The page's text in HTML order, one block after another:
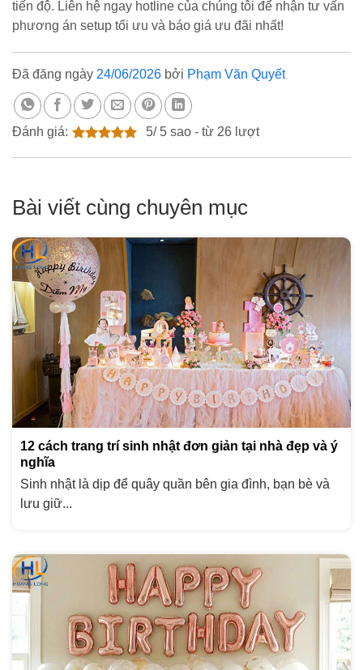
tiến độ. Liên hệ ngay hotline của chúng tôi để nhận tư vấn
phương án setup tối ưu và báo giá ưu đãi nhất!
Đã đăng ngày 24/06/2026 bởi Phạm Văn Quyết
Đánh giá: 5/ 5sao - từ 26lượt
Bài viết cùng chuyên mục
12 cách trang trí sinh nhật đơn giản tại nhà đẹp và ý
nghĩa
Sinh nhật là dịp để quây quần bên gia đình, bạn bè và
lưu giữ...